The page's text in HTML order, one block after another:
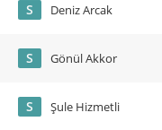
S Deniz Arcak
S Gönül Akkor
S Şule Hizmetli